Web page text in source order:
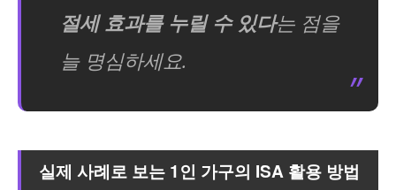
절세 효과를 누릴 수 있다는 점을
늘 명심하세요.
실제 사례로 보는 1인 가구의 ISA 활용 방법